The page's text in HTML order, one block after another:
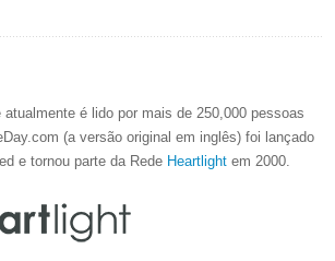
atualmente é lido por mais de 250,000 pessoas
(a versão original em inglês) foi lançado
e tornou parte da Rede Heartlight em 2000.